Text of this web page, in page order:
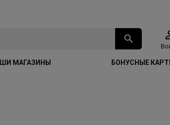
МАГАЗИНЫ БОНУСНЫЕ